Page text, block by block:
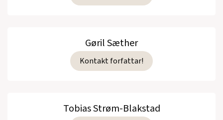
Gøril Sæther
Kontakt forfattar!
Tobias Strøm-Blakstad